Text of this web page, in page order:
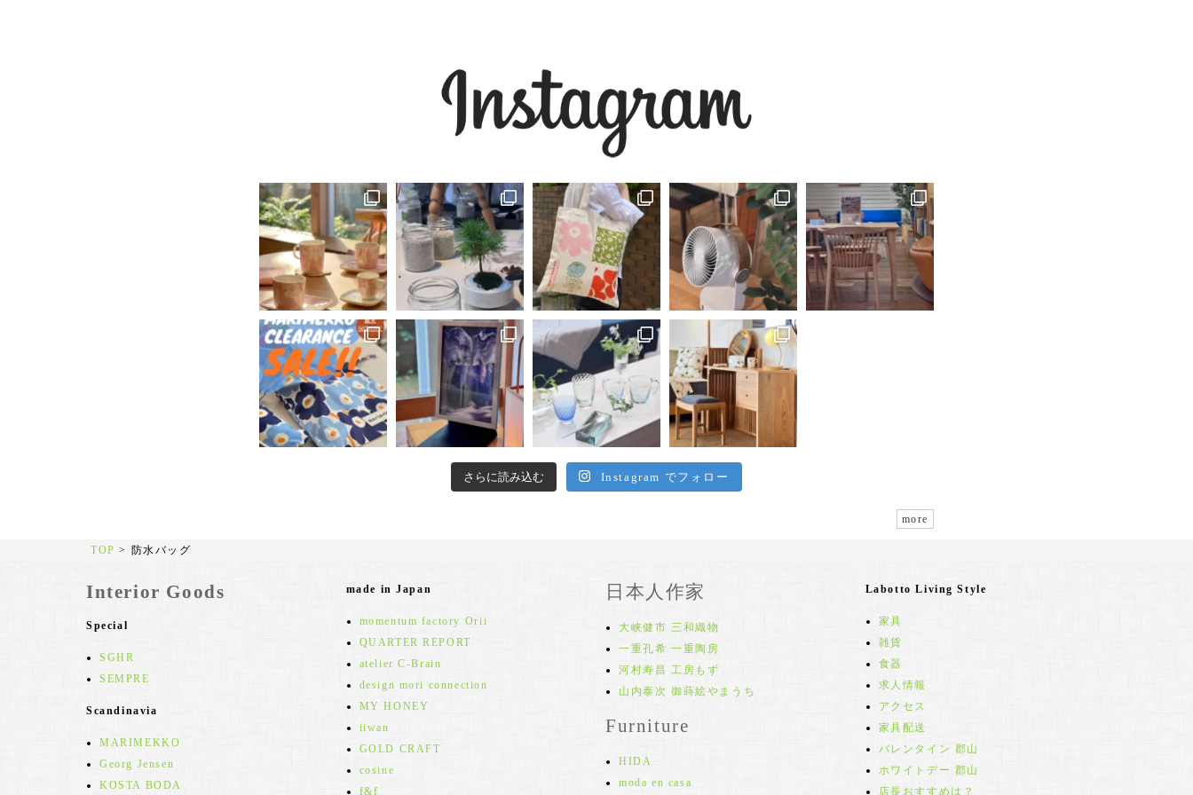
さらに読み込む Instagram でフォロー
more
TOP > 防水バッグ
Interior Goods
Special
SGHR
SEMPRE
Scandinavia
MARIMEKKO
Georg Jensen
KOSTA BODA
made in Japan
momentum factory Orii
QUARTER REPORT
atelier C-Brain
design mori connection
MY HONEY
iiwan
GOLD CRAFT
cosine
f&f
日本人作家
大峡健市 三和織物
一重孔希 一重陶房
河村寿昌 工房もず
山内泰次 御蒔絵やまうち
Furniture
HIDA
moda en casa
Labotto Living Style
家具
雑貨
食器
求人情報
アクセス
家具配送
バレンタイン 郡山
ホワイトデー 郡山
店長おすすめは？